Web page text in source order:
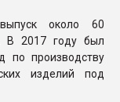
около 60
В 2017 году был
по производству
изделий под